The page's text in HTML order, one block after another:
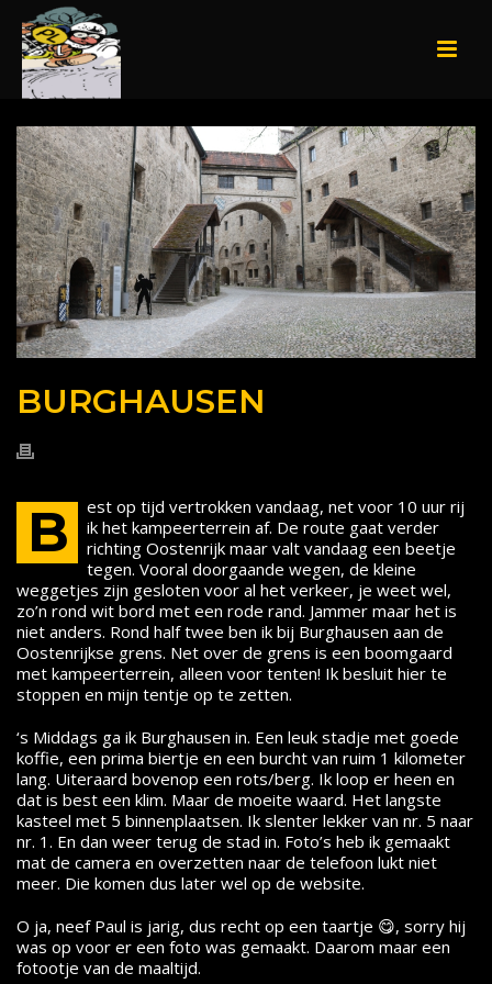
BURGHAUSEN
B
est op tijd vertrokken vandaag, net voor 10 uur rij
ik het kampeerterrein af. De route gaat verder
richting Oostenrijk maar valt vandaag een beetje
tegen. Vooral doorgaande wegen, de kleine
weggetjes zijn gesloten voor al het verkeer, je weet wel,
zo’n rond wit bord met een rode rand. Jammer maar het is
niet anders. Rond half twee ben ik bij Burghausen aan de
Oostenrijkse grens. Net over de grens is een boomgaard
met kampeerterrein, alleen voor tenten! Ik besluit hier te
stoppen en mijn tentje op te zetten.
‘s Middags ga ik Burghausen in. Een leuk stadje met goede
koffie, een prima biertje en een burcht van ruim 1 kilometer
lang. Uiteraard bovenop een rots/berg. Ik loop er heen en
dat is best een klim. Maar de moeite waard. Het langste
kasteel met 5 binnenplaatsen. Ik slenter lekker van nr. 5 naar
nr. 1. En dan weer terug de stad in. Foto’s heb ik gemaakt
mat de camera en overzetten naar de telefoon lukt niet
meer. Die komen dus later wel op de website.
O ja, neef Paul is jarig, dus recht op een taartje 😋, sorry hij
was op voor er een foto was gemaakt. Daarom maar een
fotootje van de maaltijd.